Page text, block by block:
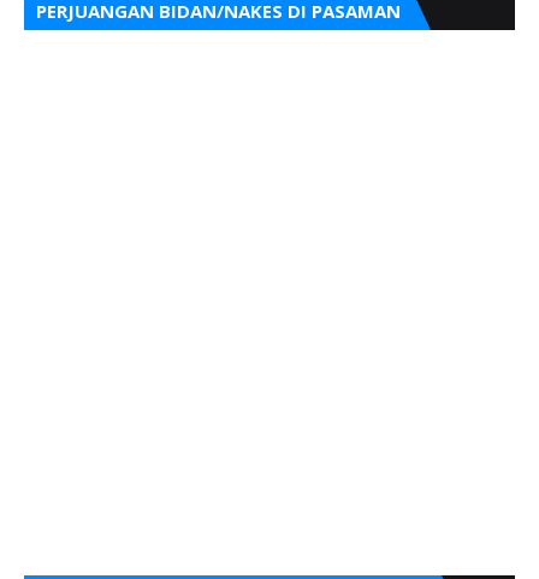
PERJUANGAN BIDAN/NAKES DI PASAMAN